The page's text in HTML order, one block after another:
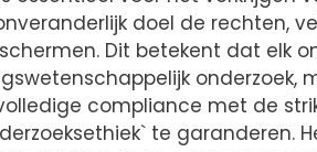
doel de rechten,
Dit betekent dat elk
onderzoek,
compliance met de
te garanderen.